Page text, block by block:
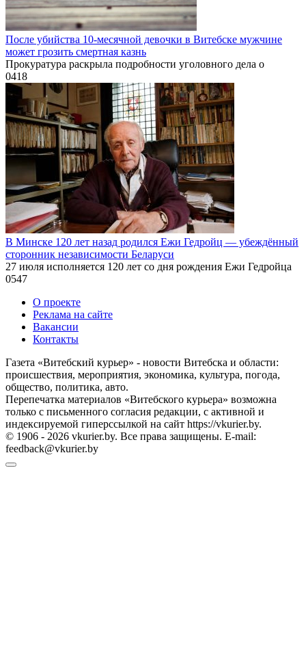
После убийства 10-месячной девочки в Витебске мужчине
может грозить смертная казнь
Прокуратура раскрыла подробности уголовного дела о
0418
В Минске 120 лет назад родился Ежи Гедройц — убеждённый
сторонник независимости Беларуси
27 июля исполняется 120 лет со дня рождения Ежи Гедройца
0547
О проекте
Реклама на сайте
Вакансии
Контакты
Газета «Витебский курьер» - новости Витебска и области:
происшествия, мероприятия, экономика, культура, погода,
общество, политика, авто.
Перепечатка материалов «Витебского курьера» возможна
только с письменного согласия редакции, с активной и
индексируемой гиперссылкой на сайт https://vkurier.by.
© 1906 - 2026 vkurier.by. Все права защищены. E-mail:
feedback@vkurier.by